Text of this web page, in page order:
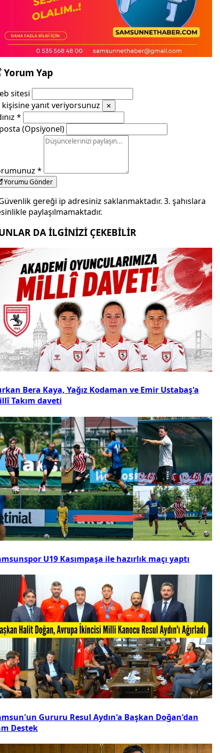
Yorum Yap
sitesi
kişisine yanıt veriyorsunuz
✕
*
(Opsiyonel)
*
Yorumu Gönder
gereği ip adresiniz saklanmaktadır. 3. şahıslara
paylaşılmamaktadır.
DA İLGİNİZİ ÇEKEBİLİR
Bera Kaya, Yağız Kodaman ve Emir Ustabaş'a
Takım daveti
U19 Kasımpaşa ile hazırlık maçı yaptı
Gururu Resul Aydın'a Başkan Doğan'dan
Destek